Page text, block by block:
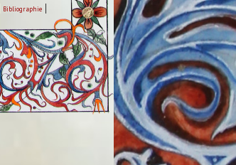
Bibliographie|